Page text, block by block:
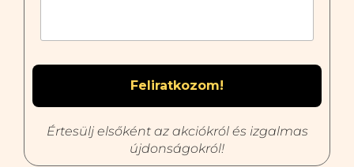
Értesülj elsőként az akciókról és izgalmas
újdonságokról!